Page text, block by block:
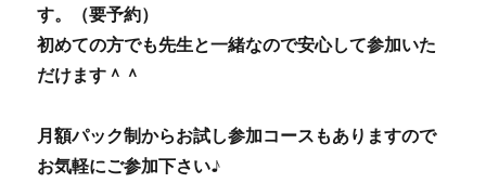
す。（要予約）
初めての方でも先生と一緒なので安心して参加いた
だけます＾＾
月額パック制からお試し参加コースもありますので
お気軽にご参加下さい♪